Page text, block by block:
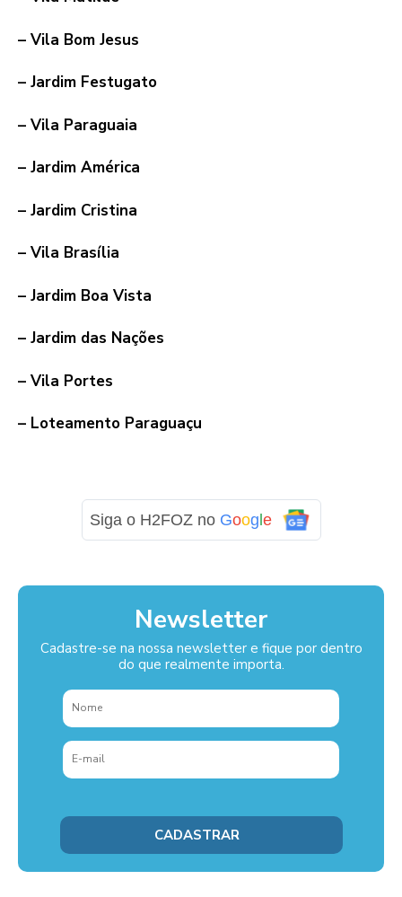
– Vila Bom Jesus
– Jardim Festugato
– Vila Paraguaia
– Jardim América
– Jardim Cristina
– Vila Brasília
– Jardim Boa Vista
– Jardim das Nações
– Vila Portes
– Loteamento Paraguaçu
Siga o H2FOZ no Goog e
Newsletter
Cadastre-se na nossa newsletter e fique por dentro
do que realmente importa.